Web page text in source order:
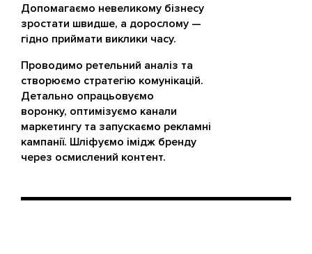
Допомагаємо невеликому бізнесу
зростати швидше, а дорослому —
гідно приймати виклики часу.
Проводимо ретельний аналіз та
створюємо стратегію комунікацій.
Детально опрацьовуємо
воронку, оптимізуємо канали
маркетингу та запускаємо рекламні
кампанії. Шліфуємо імідж бренду
через осмислений контент.